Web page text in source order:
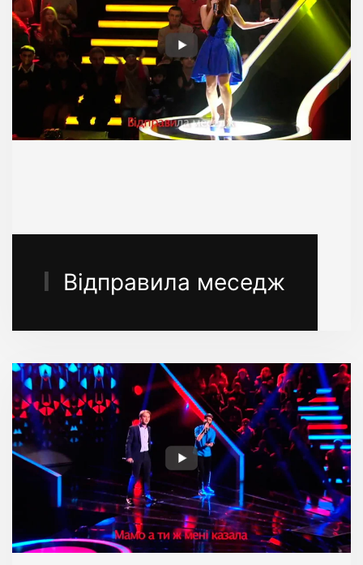
Відправила меседж